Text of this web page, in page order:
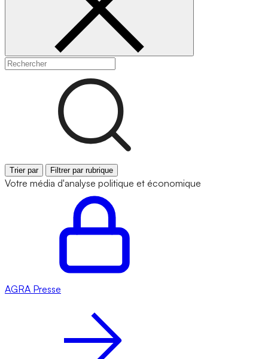
Trier par Filtrer par rubrique
Votre média d'analyse politique et économique
AGRA Presse